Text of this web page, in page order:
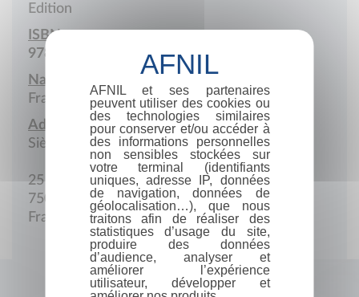
Edition
ISBN :
978-2-911833
Nationalité :
France
Adresse :
Siège social
25 Rue d'Alsace
75010 Paris
France
AFNIL et ses partenaires
peuvent utiliser des cookies ou
des technologies similaires
pour conserver et/ou accéder à
des informations personnelles
non sensibles stockées sur
votre terminal (identifiants
uniques, adresse IP, données
de navigation, données de
géolocalisation…), que nous
traitons afin de réaliser des
statistiques d’usage du site,
produire des données
d’audience, analyser et
améliorer l’expérience
utilisateur, développer et